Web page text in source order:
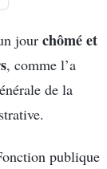
jour chômé et
, comme l’a
de la
publique